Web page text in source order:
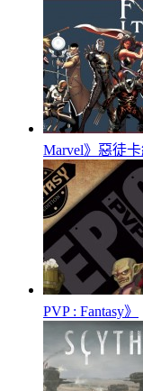
Marvel》惡徒
PVP : Fantasy》